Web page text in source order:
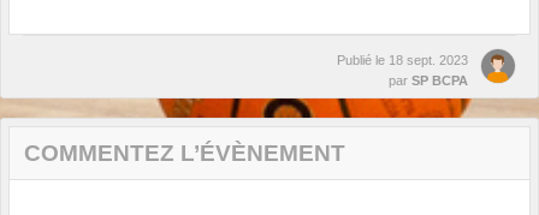
Publié le 18 sept. 2023
par SP BCPA
COMMENTEZ L’ÉVÈNEMENT